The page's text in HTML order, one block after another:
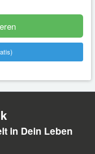
in Dein Leben